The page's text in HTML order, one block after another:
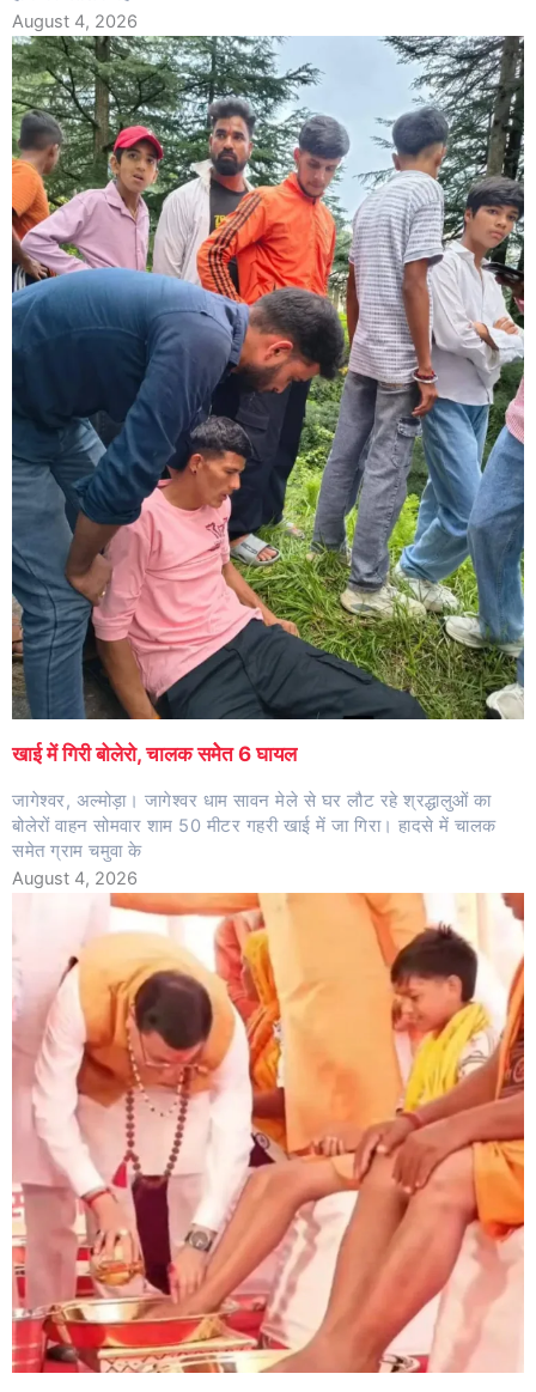
August 4, 2026
खाई में गिरी बोलेरो, चालक समेेत 6 घायल
जागेश्वर, अल्मोड़ा। जागेश्वर धाम सावन मेले से घर लौट रहे श्रद्धालुओं का
बोलेरों वाहन सोमवार शाम 50 मीटर गहरी खाई में जा गिरा। हादसे में चालक
समेत ग्राम चमुवा के
August 4, 2026